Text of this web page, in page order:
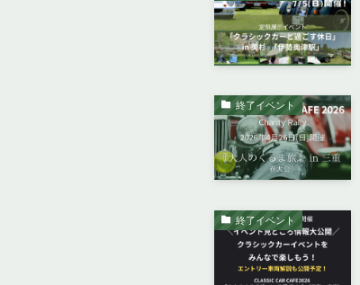
終了イベント
終了イベント